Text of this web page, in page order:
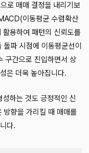
로 매매 결정을 내리기보
이동평균 수렴확산
용하여 패턴의 신뢰도를
파 시점에 이동평균선이
구간으로 진입하면서 상
은 더욱 높아집니다.
하는 것도 긍정적인 신
방향을 가리킬 때 매매를
다.